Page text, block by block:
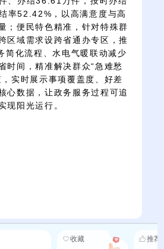
率52.42%，以高满意度与高
；便民特色精准，针对特殊群
区域需求设跨省通办专区，推
简化流程、水电气暖联动减少
时间，精准解决群众“急难愁
实时展示事项覆盖度、好差
心数据，让政务服务过程可追
现阳光运行。
收藏 推荐